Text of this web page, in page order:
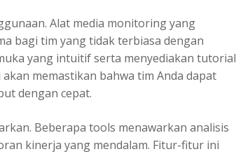
Alat media monitoringyang
bagi tim yang tidak terbiasa dengan
yang intuitif serta menyediakan tutorial
memastikan bahwa tim Anda dapat
dengan cepat.
Beberapa tools menawarkan analisis
kinerja yang mendalam. Fitur-fitur ini